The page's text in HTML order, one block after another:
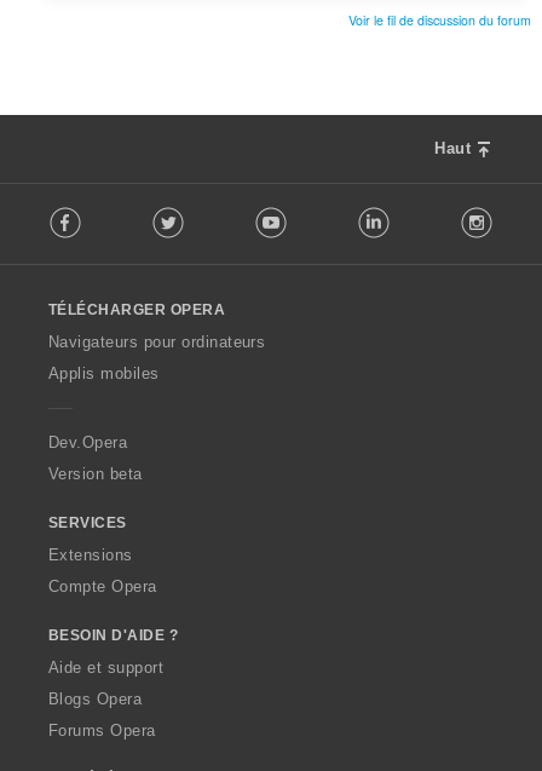
Voir le fil de discussion du forum
Haut
o
w
O
p
a
Facebook Twitter Youtube LinkedIn
TÉLÉCHARGER OPERA
Navigateurs pour ordinateurs
Applis mobiles
Dev.Opera
Version beta
SERVICES
Extensions
Compte Opera
BESOIN D'AIDE ?
Aide et support
Blogs Opera
Forums Opera